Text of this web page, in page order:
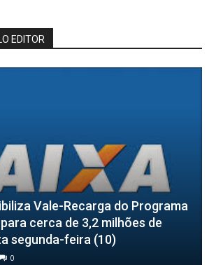
EDITOR
Vale-Recarga do Programa
cerca de 3,2 milhões de
segunda-feira (10)
0